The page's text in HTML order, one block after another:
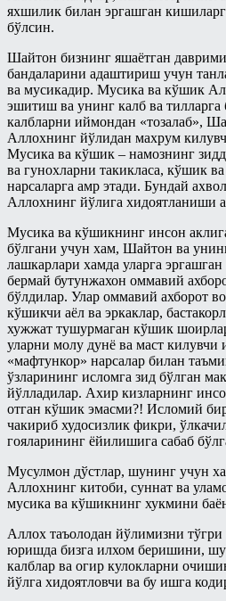
Ўлик
китоб
Ҳаж
Ҳаж
Овозли
Асмоул-
Солиҳ
тижорат
Рамазон
Савол-
Рўза
Сийрат
Тарбия
Турли
Фиқҳ
Фиқҳий
Байъ –
Бошқа
Закот
Зироат
Намоз
Никоҳ
Рўза
китоб
Ҳаж
яхшилик билан эргашган
бўлсин.
Шайтон бизнинг яшаётган
бандаларини адаштириш учун
ва мусикадир. Мусика ва кўшик
эшитиш ва унинг калб ва тилларга
калбларни иймондан «тозалаб»,
Аллохнинг йўлидан махрум
Мусика ва кўшик – намознинг
ва гунохларни такикласа, кўшик
нарсаларга амр этади. Бундай
Аллохнинг йўлига хидоятланиши
Мусика ва кўшикнинг инсон
бўлгани учун хам, Шайтон ва
лашкарлари хамда уларга
бермай бутунжахон оммавий
бўлдилар. Улар оммавий ахборот
кўшикчи аёл ва эркаклар,
хужжат тушурмаган кўшик
уларни молу дунё ва маст килувчи
«мафтункор» нарсалар билан
ўзларининг исломга зид бўлган
йўлладилар. Ахир кизларнинг
отган кўшик эмасми?! Исломий
чакириб худосизлик фикри,
гояларининг ёйилишига сабаб
Мусулмон дўстлар, шунинг учун
Аллохнинг китоби, суннат ва
мусика ва кўшикнинг хукмини
Аллох таъолодан йўлимизни
юришда бизга илхом беришини, шу
калблар ва огир кулокларни
йўлга хидоятловчи ва бу ишга